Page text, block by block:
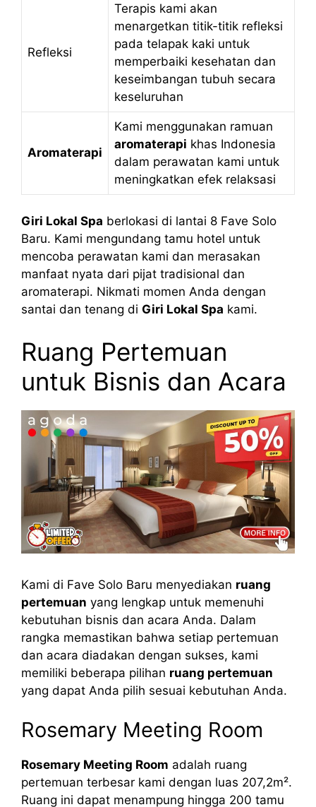
Refleksi
Terapis kami akan
menargetkan titik-titik refleksi
pada telapak kaki untuk
memperbaiki kesehatan dan
keseimbangan tubuh secara
keseluruhan
Aromaterapi
Kami menggunakan ramuan
aromaterapi khas Indonesia
dalam perawatan kami untuk
meningkatkan efek relaksasi
Giri Lokal Spa berlokasi di lantai 8 Fave Solo
Baru. Kami mengundang tamu hotel untuk
mencoba perawatan kami dan merasakan
manfaat nyata dari pijat tradisional dan
aromaterapi. Nikmati momen Anda dengan
santai dan tenang di Giri Lokal Spa kami.
Ruang Pertemuan
untuk Bisnis dan Acara
Kami di Fave Solo Baru menyediakan ruang
pertemuan yang lengkap untuk memenuhi
kebutuhan bisnis dan acara Anda. Dalam
rangka memastikan bahwa setiap pertemuan
dan acara diadakan dengan sukses, kami
memiliki beberapa pilihan ruang pertemuan
yang dapat Anda pilih sesuai kebutuhan Anda.
Rosemary Meeting Room
Rosemary Meeting Room adalah ruang
pertemuan terbesar kami dengan luas 207,2m².
Ruang ini dapat menampung hingga 200 tamu